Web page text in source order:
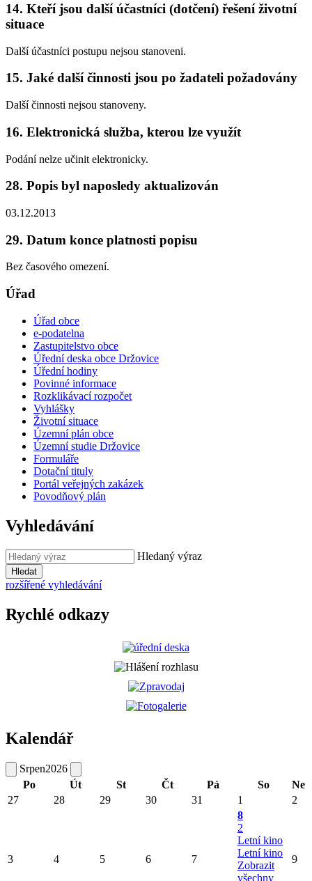
14. Kteří jsou další účastníci (dotčení) řešení životní
situace
Další účastníci postupu nejsou stanoveni.
15. Jaké další činnosti jsou po žadateli požadovány
Další činnosti nejsou stanoveny.
16. Elektronická služba, kterou lze využít
Podání nelze učinit elektronicky.
28. Popis byl naposledy aktualizován
03.12.2013
29. Datum konce platnosti popisu
Bez časového omezení.
Úřad
Úřad obce
e-podatelna
Zastupitelstvo obce
Úřední deska obce Držovice
Úřední hodiny
Povinné informace
Rozklikávací rozpočet
Vyhlášky
Životní situace
Územní plán obce
Územní studie Držovice
Formuláře
Dotační tituly
Portál veřejných zakázek
Povodňový plán
Vyhledávání
Hledaný výraz
Hledat
rozšířené vyhledávání
Rychlé odkazy
Kalendář
Srpen2026
Po
Út St Čt Pá So
Ne
27
28 29 30 31 1 2
3 4 5 6 7
8
2
Letní kino
Letní kino
Zobrazit
všechny
9